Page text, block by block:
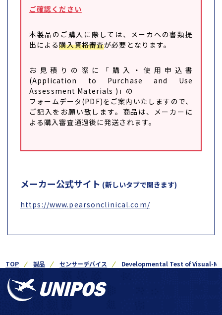
ご確認ください
本製品のご購入に際しては、メーカへの書類提
出による購入資格審査が必要となります。
お見積りの際に「購入・使用申込書
(Application to Purchase and Use
Assessment Materials )」の
フォームデータ(PDF)をご案内いたしますので、
ご記入をお願い致します。商品は、メーカーに
よる購入審査通過後に発送されます。
メーカー公式サイト (新しいタブで開きます)
https://www.pearsonclinical.com/
TOP 製品 センサーデバイス Developmental Test of Visual-